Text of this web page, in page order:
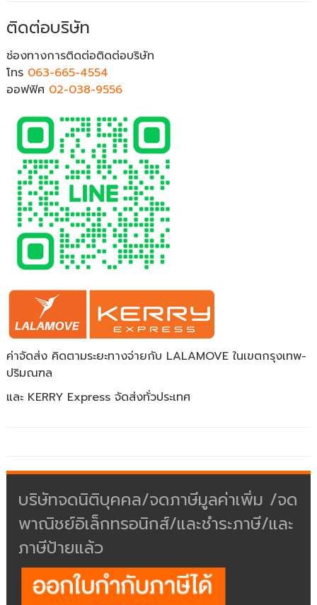
ติดต่อบริษัท
ช่องทางการติดต่อติดต่อบริษัท
โทร 063-665-4554
ออฟฟิศ 02-038-9556
ค่าจัดส่ง คิดตามระยะทางจ่ายกับ LALAMOVE ในเขตกรุงเทพ-
ปริมณฑล
และ KERRY Express จัดส่งทั่วประเทศ
บริษัทจดนิติบุคคล/จดภาษีมูลค่าเพิ่ม /จด
พาณิชย์อิเล็กทรอนิกส์/และชำระภาษี/และ
ภาษีป้ายแล้ว